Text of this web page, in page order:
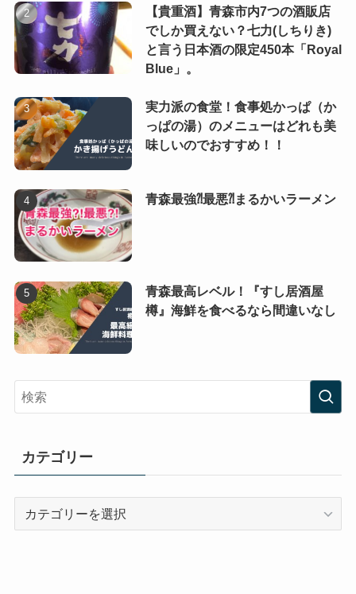
【貴重酒】青森市内7つの酒販店
でしか買えない？七力(しちりき)
と言う日本酒の限定450本「Royal
Blue」。
実力派の食堂！食事処かっぱ（か
っぱの湯）のメニューはどれも美
味しいのでおすすめ！！
青森最強⁈最悪⁈まるかいラーメン
青森最高レベル！『すし居酒屋
樽』海鮮を食べるなら間違いなし
カテゴリー